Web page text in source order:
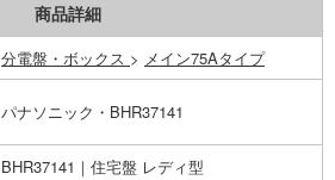
商品詳細
分電盤・ボックス > メイン75Aタイプ
パナソニック・BHR37141
BHR37141｜住宅盤 レディ型